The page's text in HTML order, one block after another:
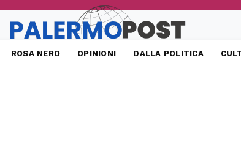
ROSA NERO OPINIONI DALLA POLITICA